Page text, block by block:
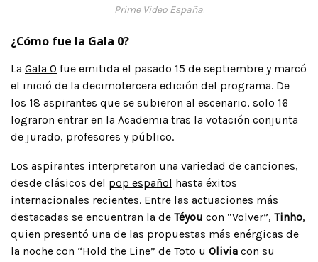
Prime Video España.
¿Cómo fue la Gala 0?
La Gala 0 fue emitida el pasado 15 de septiembre y marcó
el inició de la decimotercera edición del programa. De
los 18 aspirantes que se subieron al escenario, solo 16
lograron entrar en la Academia tras la votación conjunta
de jurado, profesores y público.
Los aspirantes interpretaron una variedad de canciones,
desde clásicos del pop español hasta éxitos
internacionales recientes. Entre las actuaciones más
destacadas se encuentran la de Téyou con “Volver”, Tinho,
quien presentó una de las propuestas más enérgicas de
la noche con “Hold the Line” de Toto u Olivia con su